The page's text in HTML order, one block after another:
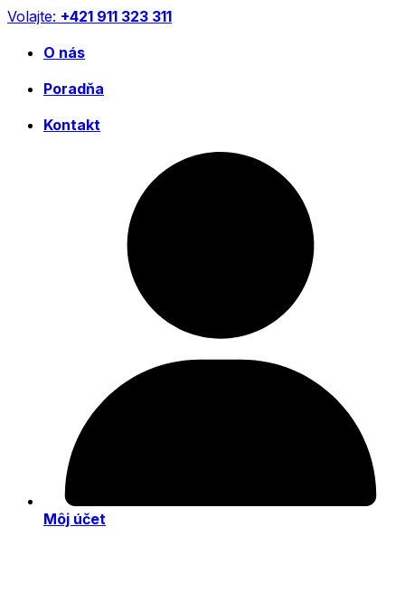
Preskočiť
obsah
Volajte: +421 911 323 311
O nás
Poradňa
Kontakt
Môj účet